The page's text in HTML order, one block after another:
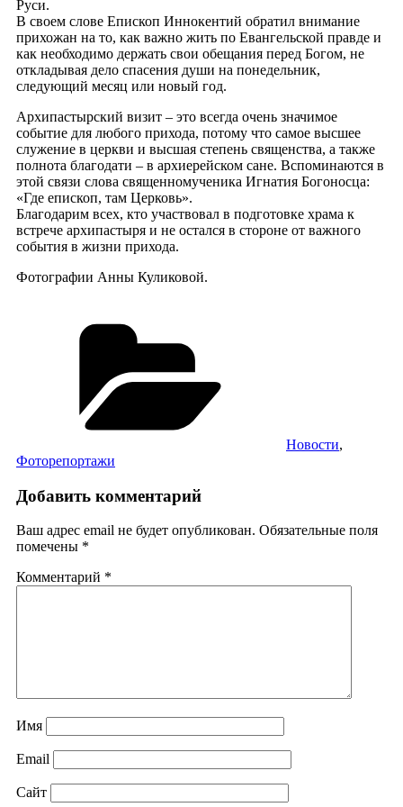
Руси.
В своем слове Епископ Иннокентий обратил внимание
прихожан на то, как важно жить по Евангельской правде и
как необходимо держать свои обещания перед Богом, не
откладывая дело спасения души на понедельник,
следующий месяц или новый год.
Архипастырский визит – это всегда очень значимое
событие для любого прихода, потому что самое высшее
служение в церкви и высшая степень священства, а также
полнота благодати – в архиерейском сане. Вспоминаются в
этой связи слова священномученика Игнатия Богоносца:
«Где епископ, там Церковь».
Благодарим всех, кто участвовал в подготовке храма к
встрече архипастыря и не остался в стороне от важного
события в жизни прихода.
Фотографии Анны Куликовой.
Новости,
Фоторепортажи
Добавить комментарий
Ваш адрес email не будет опубликован. Обязательные поля
помечены *
Комментарий *
Имя
Email
Сайт